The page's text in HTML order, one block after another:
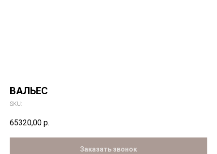
ВАЛЬЕС
SKU:
65320,00 р.
Заказать звонок